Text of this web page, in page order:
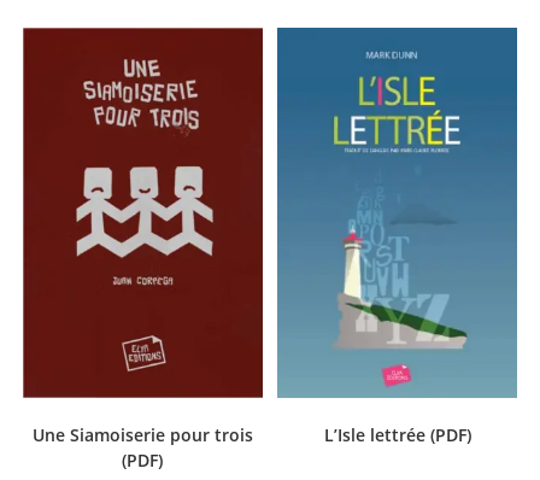
Une Siamoiserie pour trois
(PDF)
L’Isle lettrée (PDF)